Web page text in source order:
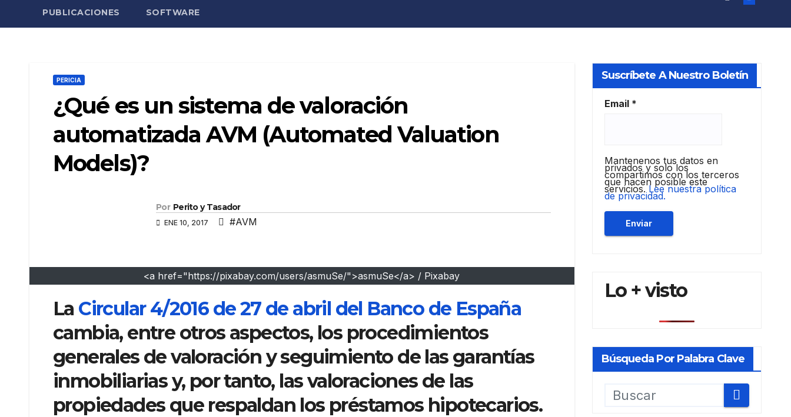
PUBLICACIONES SOFTWARE
PERICIA
¿Qué es un sistema de valoración
automatizada AVM (Automated Valuation
Models)?
Por Perito y Tasador
ENE 10, 2017 #AVM
<a href="https://pixabay.com/users/asmuSe/">asmuSe</a> / Pixabay
La Circular 4/2016 de 27 de abril del Banco de España
cambia, entre otros aspectos, los procedimientos
generales de valoración y seguimiento de las garantías
inmobiliarias y, por tanto, las valoraciones de las
propiedades que respaldan los préstamos hipotecarios.
Suscríbete A Nuestro Boletín
Email *
Mantenenos tus datos en
privados y solo los
compartimos con los terceros
que hacen posible este
servicios.Lee nuestra política
de privacidad.
Lo + visto
Búsqueda Por Palabra Clave